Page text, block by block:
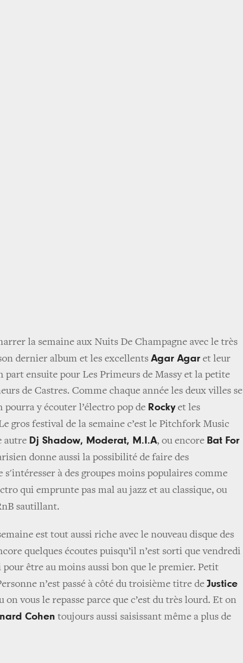
la semaine aux Nuits De Champagne avec le très
dernier album et les excellents Agar Agar et leur
part ensuite pour Les Primeurs de Massy et la petite
de Castres. Comme chaque année les deux villes se
pourra y écouter l’électro pop de Rockyet les
gros festival de la semaine c’est le Pitchfork Music
autre Dj Shadow, Moderat, M.I.A, ou encore Bat For
donne aussi la possibilité de faire des
s'intéresser à des groupes moins populaires comme
qui emprunte pas mal au jazz et au classique, ou
sautillant.
est tout aussi riche avec le nouveau disque des
quelques écoutes puisqu’il n’est sorti que vendredi
être au moins aussi bon que le premier. Petit
n’est passé à côté du troisième titre de Justice
on vous le repasse parce que c’est du très lourd. Et on
Cohen toujours aussi saisissant même a plus de